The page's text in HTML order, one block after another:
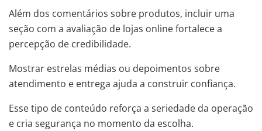
Além dos comentários sobre produtos, incluir uma
seção com a avaliação de lojas online fortalece a
percepção de credibilidade.
Mostrar estrelas médias ou depoimentos sobre
atendimento e entrega ajuda a construir confiança.
Esse tipo de conteúdo reforça a seriedade da operação
e cria segurança no momento da escolha.